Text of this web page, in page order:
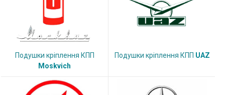
Подушки кріплення КПП
Moskvich
Подушки кріплення КПП UAZ